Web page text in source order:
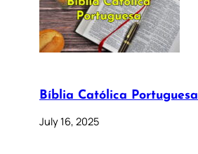
Bíblia Católica Portuguesa
July 16, 2025